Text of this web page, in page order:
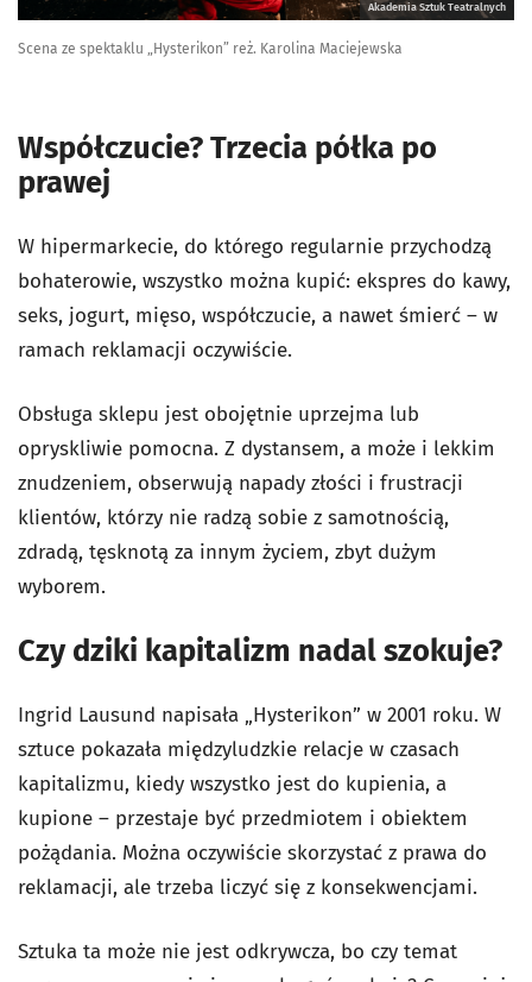
Akademia Sztuk Teatralnych
Scena ze spektaklu „Hysterikon” reż. Karolina Maciejewska
Współczucie? Trzecia półka po
prawej
W hipermarkecie, do którego regularnie przychodzą
bohaterowie, wszystko można kupić: ekspres do kawy,
seks, jogurt, mięso, współczucie, a nawet śmierć – w
ramach reklamacji oczywiście.
Obsługa sklepu jest obojętnie uprzejma lub
opryskliwie pomocna. Z dystansem, a może i lekkim
znudzeniem, obserwują napady złości i frustracji
klientów, którzy nie radzą sobie z samotnością,
zdradą, tęsknotą za innym życiem, zbyt dużym
wyborem.
Czy dziki kapitalizm nadal szokuje?
Ingrid Lausund napisała „Hysterikon” w 2001 roku. W
sztuce pokazała międzyludzkie relacje w czasach
kapitalizmu, kiedy wszystko jest do kupienia, a
kupione – przestaje być przedmiotem i obiektem
pożądania. Można oczywiście skorzystać z prawa do
reklamacji, ale trzeba liczyć się z konsekwencjami.
Sztuka ta może nie jest odkrywcza, bo czy temat